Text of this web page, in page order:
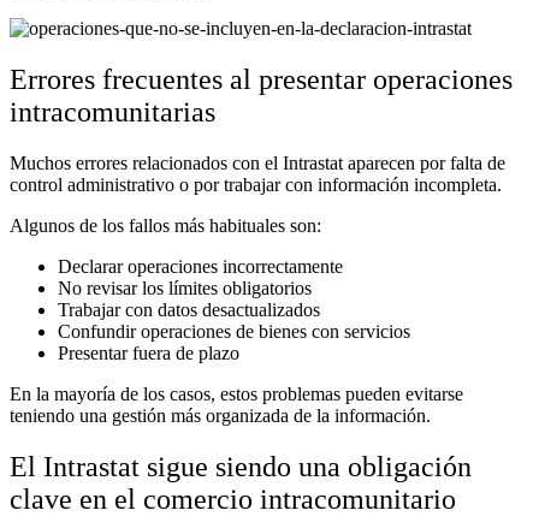
Errores frecuentes al presentar operaciones
intracomunitarias
Muchos errores relacionados con el Intrastat aparecen por falta de
control administrativo o por trabajar con información incompleta.
Algunos de los fallos más habituales son:
Declarar operaciones incorrectamente
No revisar los límites obligatorios
Trabajar con datos desactualizados
Confundir operaciones de bienes con servicios
Presentar fuera de plazo
En la mayoría de los casos, estos problemas pueden evitarse
teniendo una gestión más organizada de la información.
El Intrastat sigue siendo una obligación
clave en el comercio intracomunitario